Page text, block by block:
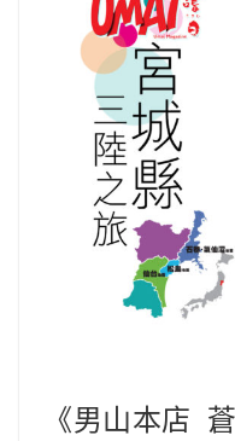
《男山本店